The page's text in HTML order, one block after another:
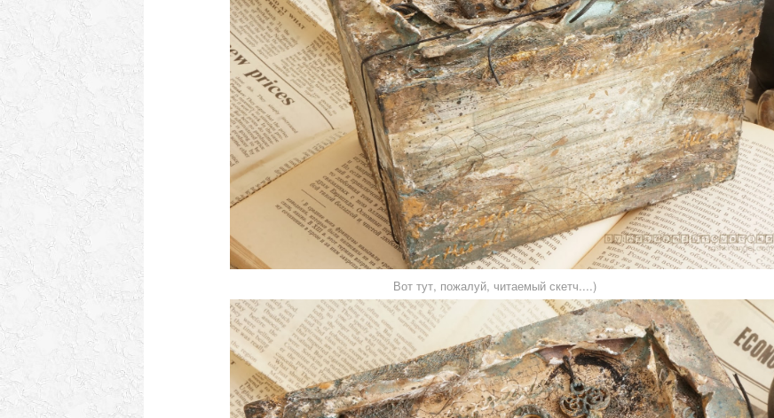
Вот тут, пожалуй, читаемый скетч....)